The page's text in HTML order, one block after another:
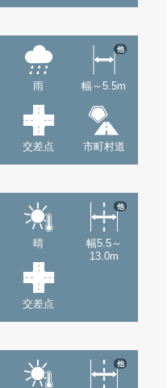
雨 幅～5.5m
他
交差点 市町村道
晴
幅5.5～
13.0m
他
交差点
他